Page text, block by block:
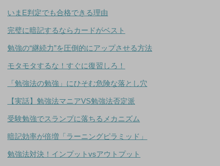
いまE判定でも合格できる理由
完璧に暗記するならカードがベスト
勉強の“継続力”を圧倒的にアップさせる方法
モタモタするな！すぐに復習しろ！
「勉強法の勉強」にひそむ危険な落とし穴
【実話】勉強法マニアVS勉強法否定派
受験勉強でスランプに落ちるメカニズム
暗記効率が倍増「ラーニングピラミッド」
勉強法対決！インプットvsアウトプット